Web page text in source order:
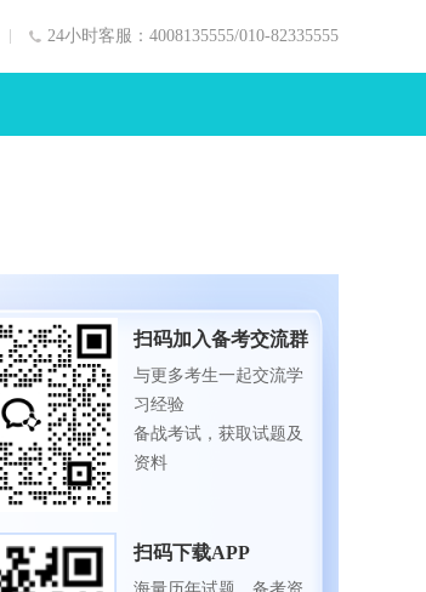
24小时客服：4008135555/010-82335555
扫码加入备考交流群
与更多考生一起交流学
习经验
备战考试，获取试题及
资料
扫码下载APP